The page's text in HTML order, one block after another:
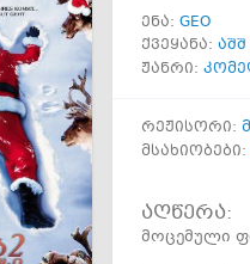
ენა: GEO
ქვეყანა: აშშ
ჟანრი:
რეჟისორი:
მსახიობები:
აღწერა:
მოცემული